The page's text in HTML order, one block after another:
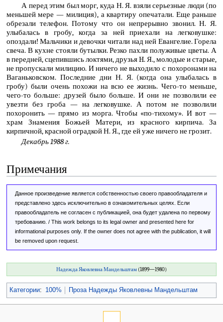
А перед этим был морг, куда Н. Я. взяли серьезные люди (по
меньшей мере — милиция), а квартиру опечатали. Еще раньше
обрезали телефон. Потому что он непрерывно звонил. Н. Я.
улыбалась в гробу, когда за ней приехали на легковушке:
опоздали! Мальчики и девочки читали над ней Евангелие. Горела
свеча. В кухне стояли бутылки. Резко пахли полуживые цветы. А
в передней, сцепившись локтями, друзья H. Я., молодые и старые,
не пропускали милицию. И ничего не выходило с похоронами на
Ваганьковском. Последние дни Н. Я. (когда она улыбалась в
гробу) были очень похожи на всю ее жизнь. Чего-то меньше,
чего-то больше: друзей было больше. И они не позволили ее
увезти без гроба — на легковушке. А потом не позволили
похоронить — прямо из морга. Чтобы «по-тихому». И вот —
храм Знамения Божьей Матери, из красного кирпича. За
кирпичной, красной оградкой Н. Я., где ей уже ничего не грозит.
Декабрь 1988 г.
Примечания
Данное произведение является собственностью своего правообладателя и
представлено здесь исключительно в ознакомительных целях. Если
правообладатель не согласен с публикацией, она будет удалена по первому
требованию. / This work belongs to its legal owner and presented here for
informational purposes only. If the owner does not agree with the publication, it will
be removed upon request.
Надежда Яковлевна Мандельштам (1899—1980)
Категории: 100% Проза Надежды Яковлевны Мандельштам